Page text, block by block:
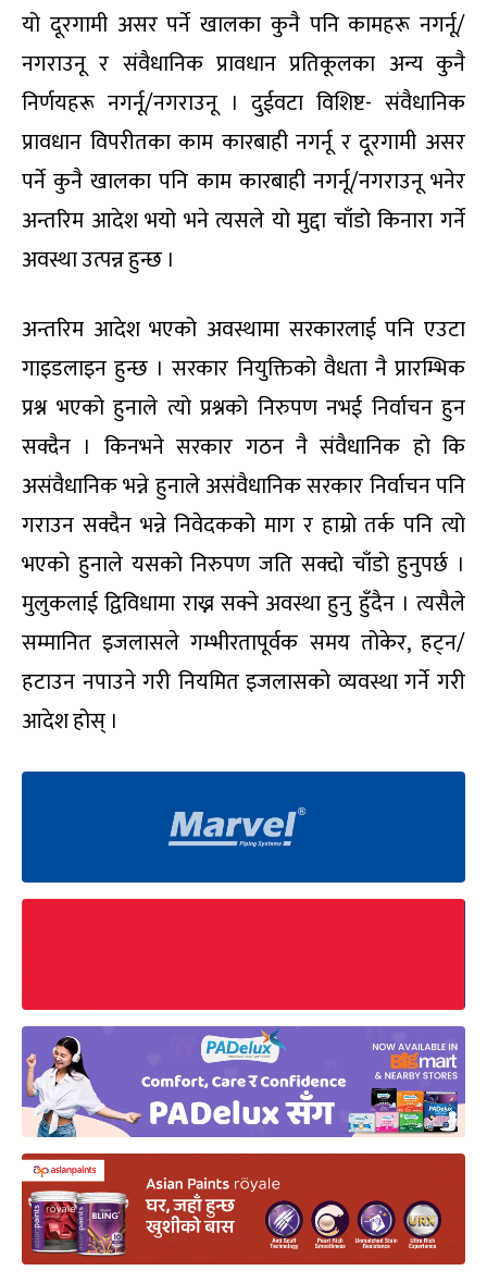
यो दूरगामी असर पर्ने खालका कुनै पनि कामहरू नगर्नू/
नगराउनू र संवैधानिक प्रावधान प्रतिकूलका अन्य कुनै
निर्णयहरू नगर्नू/नगराउनू । दुईवटा विशिष्ट- संवैधानिक
प्रावधान विपरीतका काम कारबाही नगर्नू र दूरगामी असर
पर्ने कुनै खालका पनि काम कारबाही नगर्नू/नगराउनू भनेर
अन्तरिम आदेश भयो भने त्यसले यो मुद्दा चाँडो किनारा गर्ने
अवस्था उत्पन्न हुन्छ ।
अन्तरिम आदेश भएको अवस्थामा सरकारलाई पनि एउटा
गाइडलाइन हुन्छ । सरकार नियुक्तिको वैधता नै प्रारम्भिक
प्रश्न भएको हुनाले त्यो प्रश्नको निरुपण नभई निर्वाचन हुन
सक्दैन । किनभने सरकार गठन नै संवैधानिक हो कि
असंवैधानिक भन्ने हुनाले असंवैधानिक सरकार निर्वाचन पनि
गराउन सक्दैन भन्ने निवेदकको माग र हाम्रो तर्क पनि त्यो
भएको हुनाले यसको निरुपण जति सक्दो चाँडो हुनुपर्छ ।
मुलुकलाई द्विविधामा राख्न सक्ने अवस्था हुनु हुँदैन । त्यसैले
सम्मानित इजलासले गम्भीरतापूर्वक समय तोकेर, हट्न/
हटाउन नपाउने गरी नियमित इजलासको व्यवस्था गर्ने गरी
आदेश होस् ।